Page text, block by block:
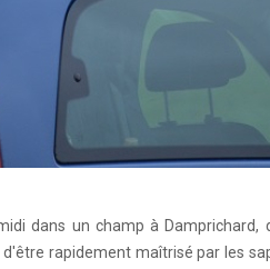
dans un champ à
rapidement maîtrisé par les